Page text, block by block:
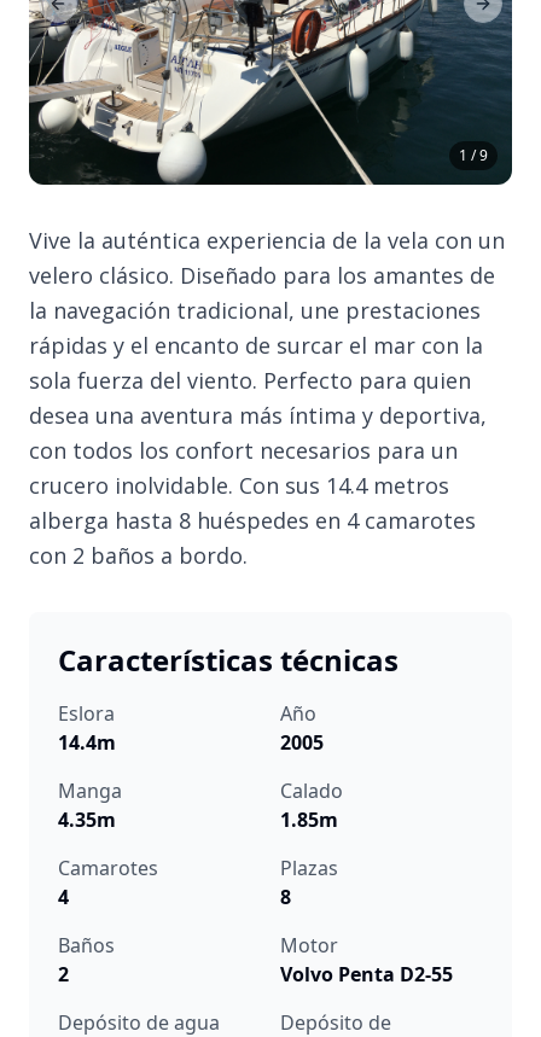
1 / 9
Previous Slide Next
Vive la auténtica experiencia de la vela con un
velero clásico. Diseñado para los amantes de
la navegación tradicional, une prestaciones
rápidas y el encanto de surcar el mar con la
sola fuerza del viento. Perfecto para quien
desea una aventura más íntima y deportiva,
con todos los confort necesarios para un
crucero inolvidable. Con sus 14.4 metros
alberga hasta 8 huéspedes en 4 camarotes
con 2 baños a bordo.
Características técnicas
Eslora
14.4m
Año
2005
Manga
4.35m
Calado
1.85m
Camarotes
4
Plazas
8
Baños
2
Motor
Volvo Penta D2-55
Depósito de agua
Depósito de